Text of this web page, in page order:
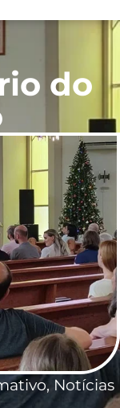
do
, Notícias